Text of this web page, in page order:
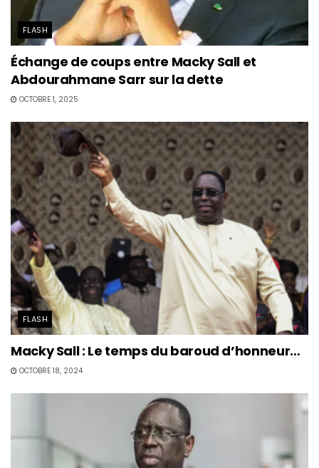
FLASH
Échange de coups entre Macky Sall et
Abdourahmane Sarr sur la dette
OCTOBRE 1, 2025
FLASH
Macky Sall : Le temps du baroud d’honneur…
OCTOBRE 18, 2024